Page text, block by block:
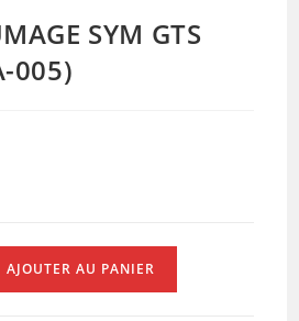
SYM GTS
005)
AJOUTER AU PANIER